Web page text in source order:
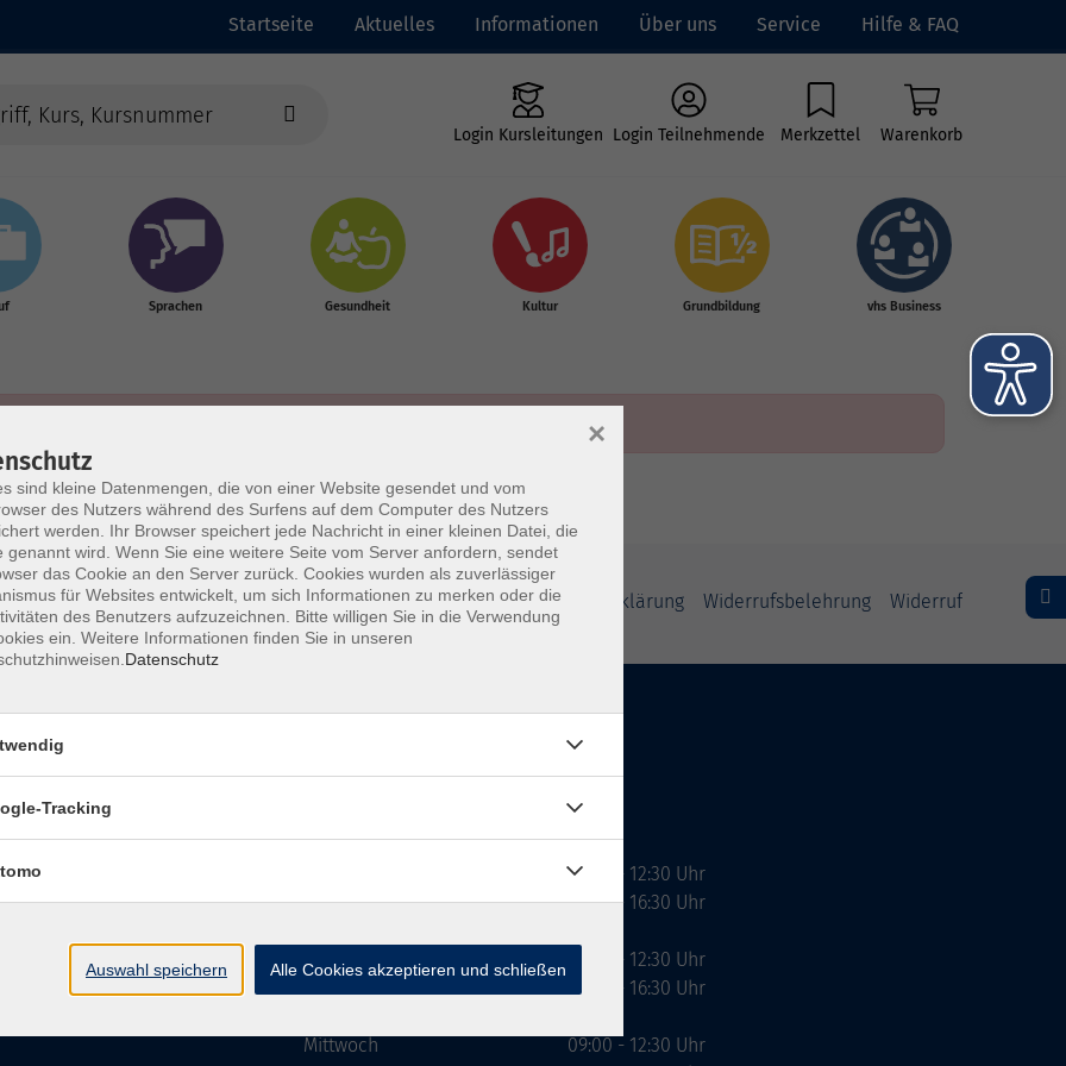
Startseite Aktuelles Informationen Über uns Service Hilfe & FAQ
Login Kursleitungen Login Teilnehmende Merkzettel Warenkorb
Sprachen Gesundheit Kultur Grundbildung vhs Business
Impressum AGBs Datenschutzerklärung Barrierefreiheitserklärung Widerrufsbelehrung Widerruf
e. V.
Dienstag
Mittwoch
09:00 - 12:30 Uhr
13:00 - 16:30 Uhr
10:00 - 12:30 Uhr
13:00 - 16:30 Uhr
09:00 - 12:30 Uhr
sind kleine Datenmengen, die von einer Website gesendet und vom
des Nutzers während des Surfens auf dem Computer des Nutzers
werden. Ihr Browser speichert jede Nachricht in einer kleinen Datei, die
genannt wird. Wenn Sie eine weitere Seite vom Server anfordern, sendet
das Cookie an den Server zurück. Cookies wurden als zuverlässiger
für Websites entwickelt, um sich Informationen zu merken oder die
des Benutzers aufzuzeichnen. Bitte willigen Sie in die Verwendung
ein. Weitere Informationen finden Sie in unseren
Datenschutz
×
Tracking
Auswahl speichern Alle Cookies akzeptieren und schließen